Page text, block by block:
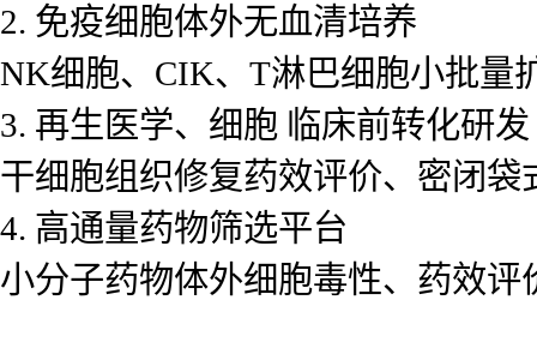
2. 免疫细胞体外无血清培养
NK细胞、CIK、T淋巴细胞小批量
3. 再生医学、细胞 临床前转化研发
干细胞组织修复药效评价、密闭
4. 高通量药物筛选平台
小分子药物体外细胞毒性、药效评